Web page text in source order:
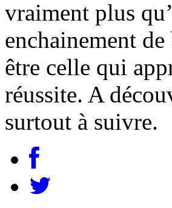
vraiment plus
enchainement
être celle qui
réussite. A
surtout à suivre.